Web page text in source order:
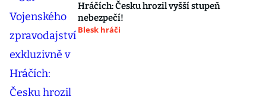
Hráčích: Česku hrozil vyšší stupeň
nebezpečí!
Blesk hráči